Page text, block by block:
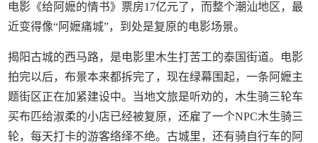
电影《给阿嬷的情书》票房17亿元了，而整个潮汕地区，最
近变得像“阿嬷痛城”，到处是复原的电影场景。
揭阳古城的西马路，是电影里木生打苦工的泰国街道。电影
拍完以后，布景本来都拆完了，现在绿幕围起，一条阿嬷主
题街区正在加紧建设中。当地文旅是听劝的，木生骑三轮车
买布匹给淑柔的小店已经被复原，还雇了一个NPC木生骑三
轮，每天打卡的游客络绎不绝。古城里，还有骑自行车的阿